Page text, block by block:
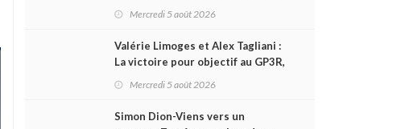
et une première en Challenge
Mercredi 5 août 2026
Valérie Limoges et Alex Tagliani :
La victoire pour objectif au GP3R,
dans trois séries différentes
Mercredi 5 août 2026
Simon Dion-Viens vers un